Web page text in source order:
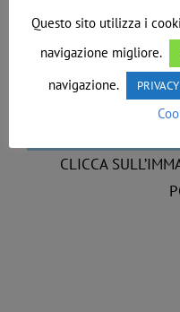
CLICCA
Questo sito utilizza i
navigazione migliore.
navigazione.